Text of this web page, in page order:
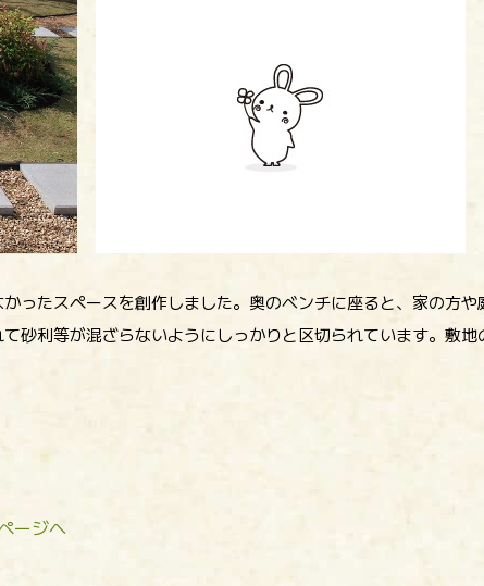
ったスペースを創作しました。奥のベンチに座ると、家の方や
砂利等が混ざらないようにしっかりと区切られています。敷地
ージへ